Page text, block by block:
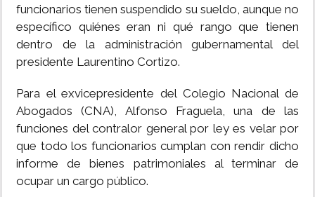
funcionarios tienen suspendido su sueldo, aunque no
específico quiénes eran ni qué rango que tienen
dentro de la administración gubernamental del
presidente Laurentino Cortizo.
Para el exvicepresidente del Colegio Nacional de
Abogados (CNA), Alfonso Fraguela, una de las
funciones del contralor general por ley es velar por
que todo los funcionarios cumplan con rendir dicho
informe de bienes patrimoniales al terminar de
ocupar un cargo público.